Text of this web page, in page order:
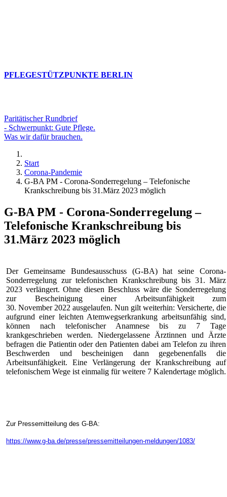
PFLEGESTÜTZPUNKTE BERLIN
Paritätischer Rundbrief
- Schwerpunkt: Gute Pflege.
Was wir dafür brauchen.
Start
Corona-Pandemie
G-BA PM - Corona-Sonderregelung – Telefonische
Krankschreibung bis 31.März 2023 möglich
G-BA PM - Corona-Sonderregelung –
Telefonische Krankschreibung bis
31.März 2023 möglich
Der Gemeinsame Bundesausschuss (G-BA) hat seine Corona-
Sonderregelung zur telefonischen Krankschreibung bis 31. März
2023 verlängert. Ohne diesen Beschluss wäre die Sonderregelung
zur Bescheinigung einer Arbeitsunfähigkeit zum
30. November 2022 ausgelaufen. Nun gilt weiterhin: Versicherte, die
aufgrund einer leichten Atemwegserkrankung arbeitsunfähig sind,
können nach telefonischer Anamnese bis zu 7 Tage
krankgeschrieben werden. Niedergelassene Ärztinnen und Ärzte
befragen die Patientin oder den Patienten dabei am Telefon zu ihren
Beschwerden und bescheinigen dann gegebenenfalls die
Arbeitsunfähigkeit. Eine Verlängerung der Krankschreibung auf
telefonischem Wege ist einmalig für weitere 7 Kalendertage möglich.
Zur Pressemitteilung des G-BA:
https://www.g-ba.de/presse/pressemitteilungen-meldungen/1083/